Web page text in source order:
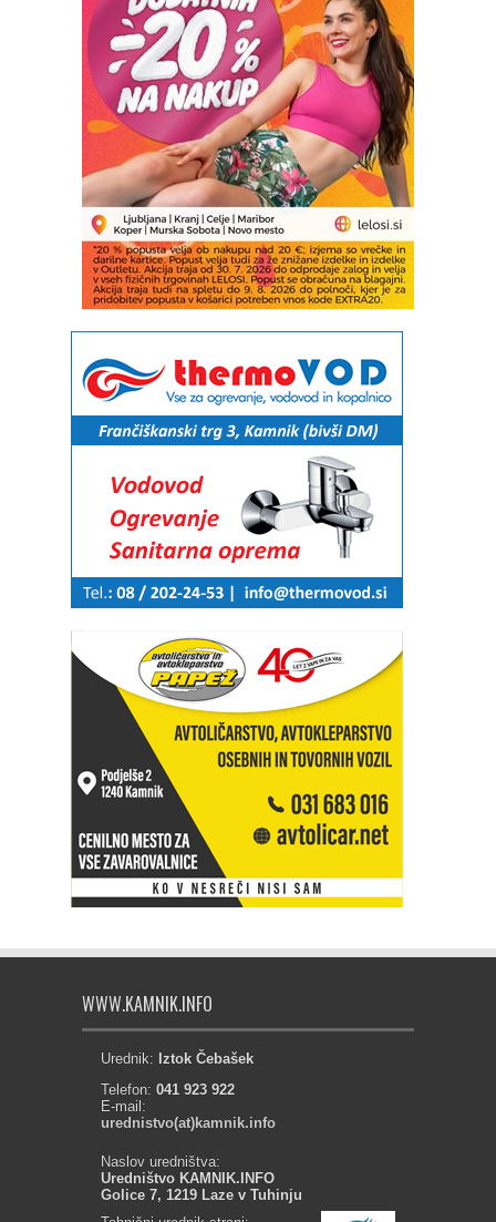
WWW.KAMNIK.INFO
Urednik: Iztok Čebašek
Telefon: 041 923 922
E-mail:
urednistvo(at)kamnik.info
Naslov uredništva:
Uredništvo KAMNIK.INFO
Golice 7, 1219 Laze v Tuhinju